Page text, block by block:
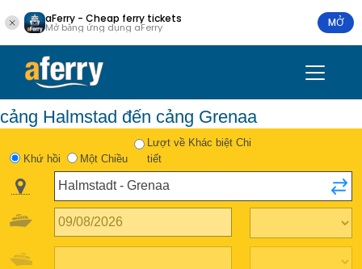
aFerry - Cheap ferry tickets
Mở bằng ứng dụng aFerry MỞ
cảng Halmstad đến cảng Grenaa
Khứ hồi Một Chiều
Lượt về Khác biệt Chi
tiết